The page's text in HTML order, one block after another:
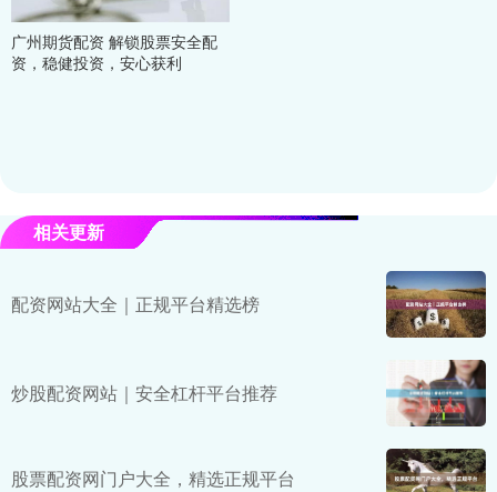
广州期货配资 解锁股票安全配
资，稳健投资，安心获利
相关更新
配资网站大全｜正规平台精选榜
炒股配资网站｜安全杠杆平台推荐
股票配资网门户大全，精选正规平台